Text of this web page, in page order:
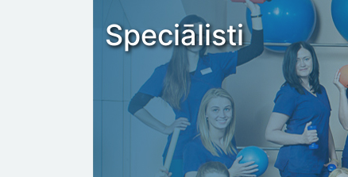
menu
Speciālisti